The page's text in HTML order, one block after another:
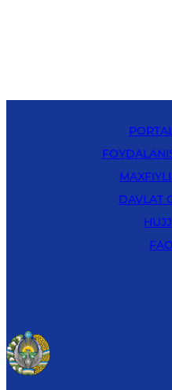
DAVLAT